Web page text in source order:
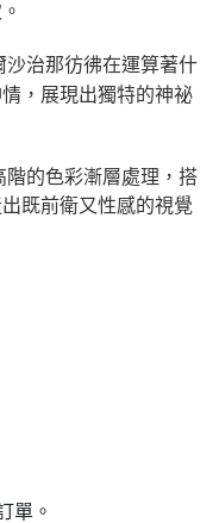
沙治那彷彿在運算著什
，展現出獨特的神祕
的色彩漸層處理，搭
既前衛又性感的視覺
單。